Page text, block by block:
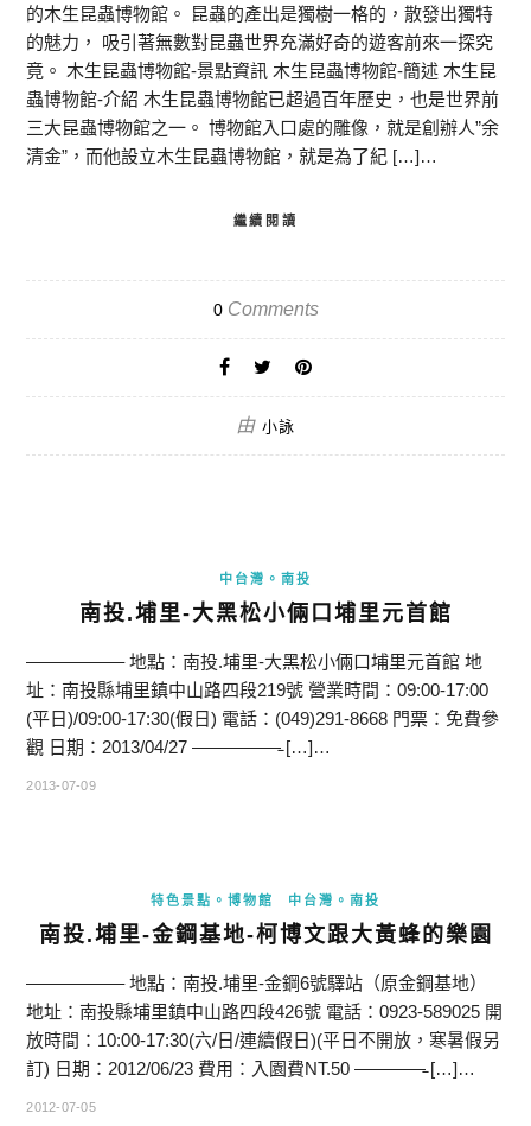
的木生昆蟲博物館。 昆蟲的產出是獨樹一格的，散發出獨特
的魅力， 吸引著無數對昆蟲世界充滿好奇的遊客前來一探究
竟。 木生昆蟲博物館-景點資訊 木生昆蟲博物館-簡述 木生昆
蟲博物館-介紹 木生昆蟲博物館已超過百年歷史，也是世界前
三大昆蟲博物館之一。 博物館入口處的雕像，就是創辦人”余
清金”，而他設立木生昆蟲博物館，就是為了紀 […]…
繼續閱讀
0Comments
由 小詠
中台灣。南投
南投.埔里-大黑松小倆口埔里元首館
—————– 地點：南投.埔里-大黑松小倆口埔里元首館 地
址：南投縣埔里鎮中山路四段219號 營業時間：09:00-17:00
(平日)/09:00-17:30(假日) 電話：(049)291-8668 門票：免費參
觀 日期：2013/04/27 —————̵ […]…
2013-07-09
特色景點。博物館 中台灣。南投
南投.埔里-金鋼基地-柯博文跟大黃蜂的樂園
—————– 地點：南投.埔里-金鋼6號驛站（原金鋼基地）
地址：南投縣埔里鎮中山路四段426號 電話：0923-589025 開
放時間：10:00-17:30(六/日/連續假日)(平日不開放，寒暑假另
訂) 日期：2012/06/23 費用：入園費NT.50 ————̵ […]…
2012-07-05